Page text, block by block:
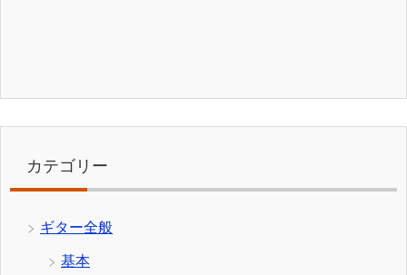
カテゴリー
ギター全般
基本